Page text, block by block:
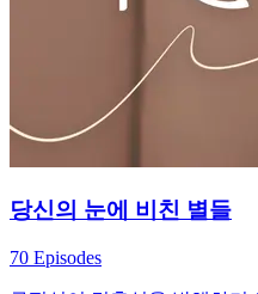
당신의 눈에 비친 별들
70 Episodes